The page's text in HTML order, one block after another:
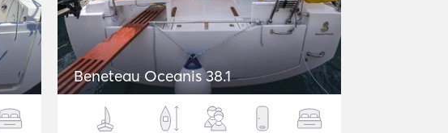
Beneteau Oceanis 38.1